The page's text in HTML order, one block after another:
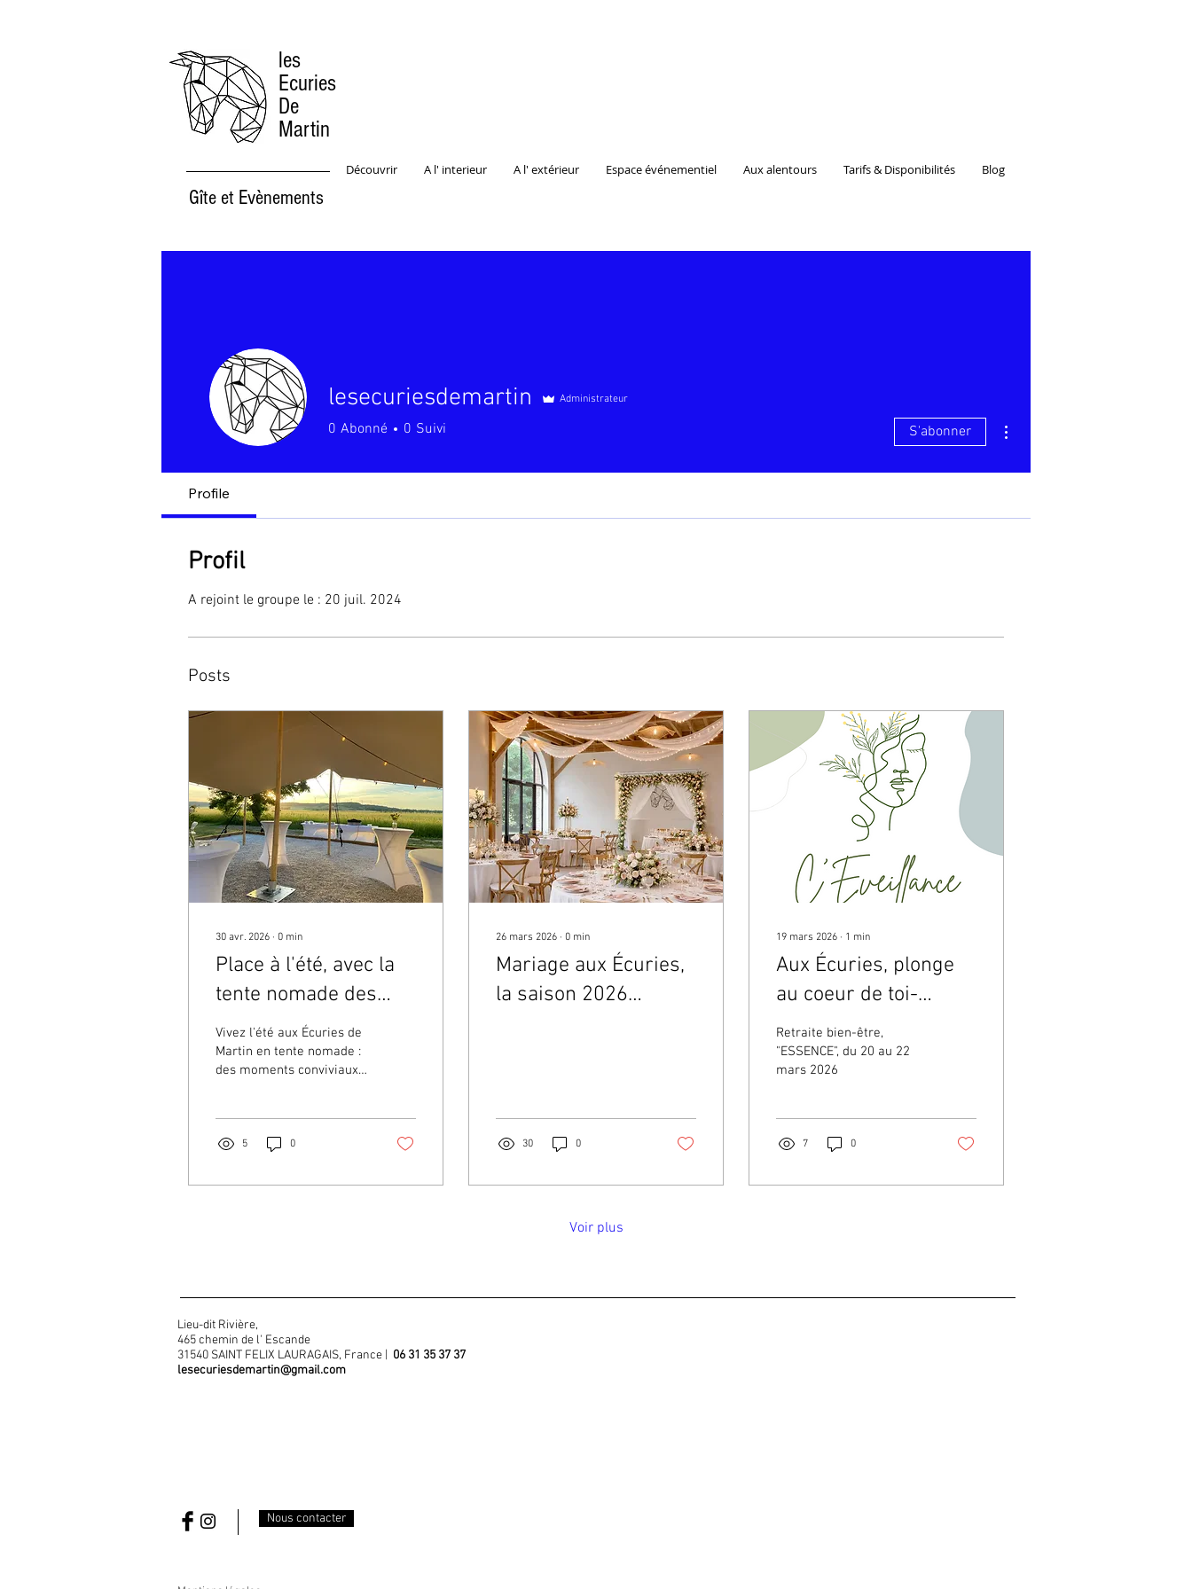
les
Ecuries
De
Martin
Gîte et Evènements
Découvrir A l' interieur A l' extérieur Espace événementiel Aux alentours Tarifs & Disponibilités Blog
lesecuriesdemartin Administrateur
0 Abonné 0 Suivi S'abonner
Profile
Profil
A rejoint le groupe le : 20 juil. 2024
Posts
30 avr. 2026 ∙ 0 min
Place à l'été, avec la
tente nomade des
Écuries...
Vivez l'été aux Écuries de
Martin en tente nomade :
des moments conviviaux
disponibilités et préparer
5 0
26 mars 2026 ∙ 0 min
Mariage aux Écuries,
la saison 2026
30 0
19 mars 2026 ∙ 1 min
Aux Écuries, plonge
au coeur de toi-
même...
Retraite bien-être,
"ESSENCE", du 20 au 22
mars 2026
7 0
Voir plus
Lieu-dit Rivière,
465 chemin de l' Escande
31540 SAINT FELIX LAURAGAIS, France | 06 31 35 37 37
lesecuriesdemartin@gmail.com
Nous contacter